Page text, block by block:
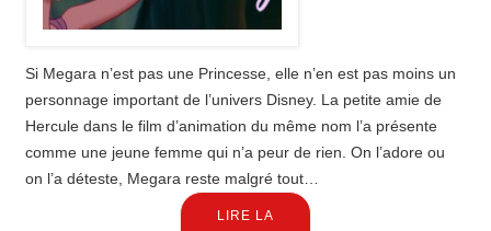
Si Megara n’est pas une Princesse, elle n’en est pas moins un
personnage important de l’univers Disney. La petite amie de
Hercule dans le film d’animation du même nom l’a présente
comme une jeune femme qui n’a peur de rien. On l’adore ou
on l’a déteste, Megara reste malgré tout…
LIRE LA